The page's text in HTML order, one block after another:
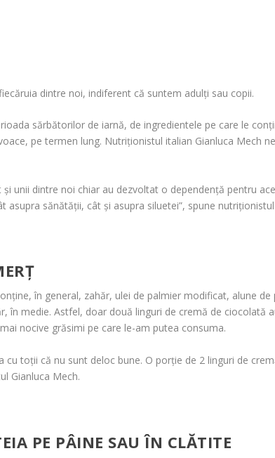
dintre noi, indiferent că suntem adulți sau copii.
sărbătorilor de iarnă, de ingredientele pe care le
pe termen lung. Nutriționistul italian Gianluca Mech
unii dintre noi chiar au dezvoltat o dependență pentru
sănătății, cât și asupra siluetei”, spune
în general, zahăr, ulei de palmier modificat, alune
în medie. Astfel, doar două linguri de cremă de ciocolată
nocive grăsimi pe care le-am putea consuma.
toții că nu sunt deloc bune. O porție de 2 linguri de
Gianluca Mech.
PE PÂINE SAU ÎN CLĂTITE